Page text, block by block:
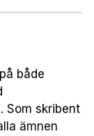
både
Som skribent
ämnen